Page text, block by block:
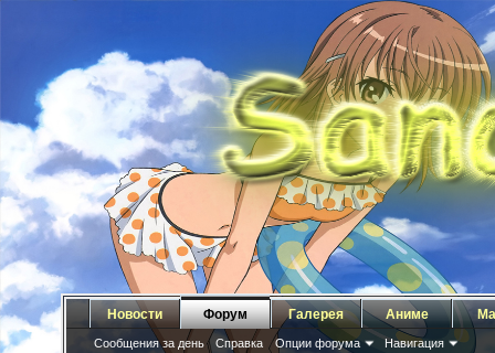
Новости Форум
Сообщения за день Справка Опции форума Навигация
Галерея Аниме